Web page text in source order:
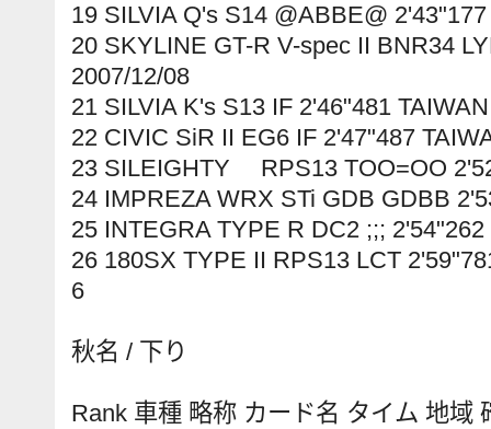
19 SILVIA Q's S14 @ABBE@
20 SKYLINE GT-R V-spec II BNR34
2007/12/08
21 SILVIA K's S13 IF 2'46"481
22 CIVIC SiR II EG6 IF 2'47"487
23 SILEIGHTY RPS13 TOO=OO
24 IMPREZA WRX STi GDB GDBB
25 INTEGRA TYPE R DC2 ;;;
26 180SX TYPE II RPS13 LCT
6
秋名 / 下り
Rank 車種 略称 カード名 タイム 地域